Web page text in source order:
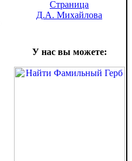
Страница
Д.А. Михайлова
У нас вы можете: